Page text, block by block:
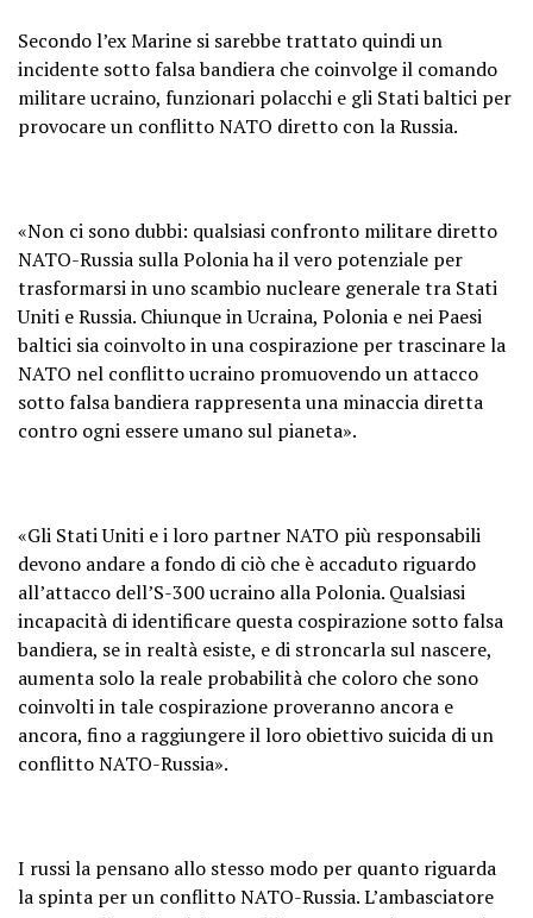
Secondo l’ex Marine si sarebbe trattato quindi un
incidente sotto falsa bandiera che coinvolge il comando
militare ucraino, funzionari polacchi e gli Stati baltici per
provocare un conflitto NATO diretto con la Russia.
«Non ci sono dubbi: qualsiasi confronto militare diretto
NATO-Russia sulla Polonia ha il vero potenziale per
trasformarsi in uno scambio nucleare generale tra Stati
Uniti e Russia. Chiunque in Ucraina, Polonia e nei Paesi
baltici sia coinvolto in una cospirazione per trascinare la
NATO nel conflitto ucraino promuovendo un attacco
sotto falsa bandiera rappresenta una minaccia diretta
contro ogni essere umano sul pianeta».
«Gli Stati Uniti e i loro partner NATO più responsabili
devono andare a fondo di ciò che è accaduto riguardo
all’attacco dell’S-300 ucraino alla Polonia. Qualsiasi
incapacità di identificare questa cospirazione sotto falsa
bandiera, se in realtà esiste, e di stroncarla sul nascere,
aumenta solo la reale probabilità che coloro che sono
coinvolti in tale cospirazione proveranno ancora e
ancora, fino a raggiungere il loro obiettivo suicida di un
conflitto NATO-Russia».
I russi la pensano allo stesso modo per quanto riguarda
la spinta per un conflitto NATO-Russia. L’ambasciatore